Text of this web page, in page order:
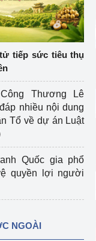
tiếp sức tiêu thụ
Thương Lê
nhiều nội dung
Tổ về dự án Luật
Quốc gia phổ
quyền lợi người
NGOÀI